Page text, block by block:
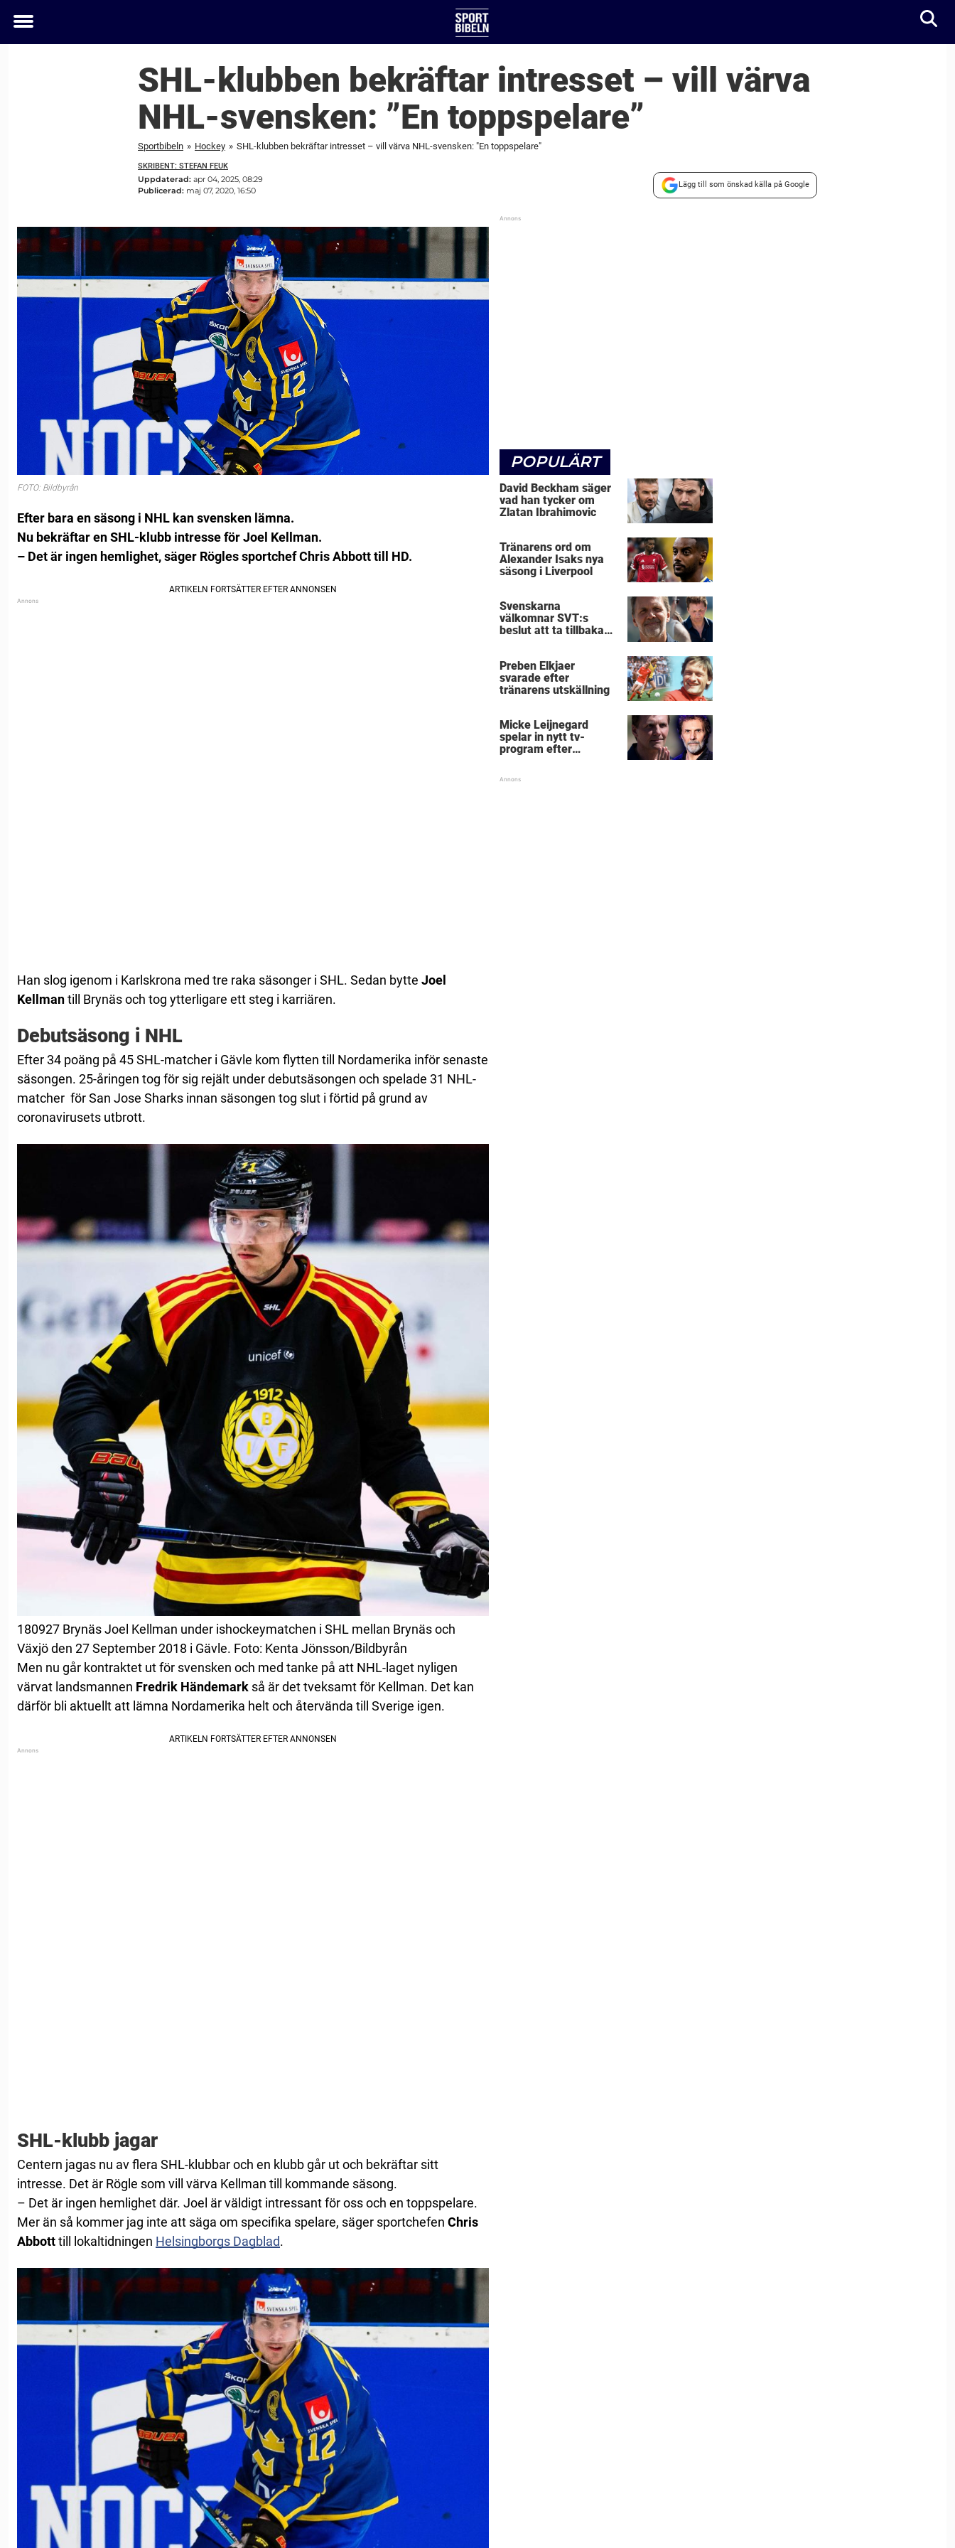
Toggle
SHL-klubben bekräftar intresset – vill värva
NHL-svensken: ”En toppspelare”
Sportbibeln » Hockey » SHL-klubben bekräftar intresset – vill värva NHL-svensken: "En toppspelare"
SKRIBENT: STEFAN FEUK
Uppdaterad: apr 04, 2025, 08:29
Publicerad: maj 07, 2020, 16:50
Lägg till som önskad källa på Google
FOTO: Bildbyrån
Efter bara en säsong i NHL kan svensken lämna.
Nu bekräftar en SHL-klubb intresse för Joel Kellman.
– Det är ingen hemlighet, säger Rögles sportchef Chris Abbott till HD.
Han slog igenom i Karlskrona med tre raka säsonger i SHL. Sedan bytte Joel
Kellmantill Brynäs och tog ytterligare ett steg i karriären.
Debutsäsong i NHL
Efter 34 poäng på 45 SHL-matcher i Gävle kom flytten till Nordamerika inför senaste
säsongen. 25-åringen tog för sig rejält under debutsäsongen och spelade 31 NHL-
matcher för San Jose Sharks innan säsongen tog slut i förtid på grund av
coronavirusets utbrott.
180927 Brynäs Joel Kellman under ishockeymatchen i SHL mellan Brynäs och
Växjö den 27 September 2018 i Gävle. Foto: Kenta Jönsson/Bildbyrån
Men nu går kontraktet ut för svensken och med tanke på att NHL-laget nyligen
värvat landsmannen Fredrik Händemark så är det tveksamt för Kellman. Det kan
därför bli aktuellt att lämna Nordamerika helt och återvända till Sverige igen.
SHL-klubb jagar
Centern jagas nu av flera SHL-klubbar och en klubb går ut och bekräftar sitt
intresse. Det är Rögle som vill värva Kellman till kommande säsong.
– Det är ingen hemlighet där. Joel är väldigt intressant för oss och en toppspelare.
Mer än så kommer jag inte att säga om specifika spelare, säger sportchefen Chris
Abbotttill lokaltidningen Helsingborgs Dagblad.
POPULÄRT
David Beckham säger
vad han tycker om
Zlatan Ibrahimovic
Tränarens ord om
Alexander Isaks nya
säsong i Liverpool
Svenskarna
välkomnar SVT:s
beslut att ta tillbaka
Preben Elkjaer
svarade efter
tränarens utskällning
Micke Leijnegard
spelar in nytt tv-
program efter